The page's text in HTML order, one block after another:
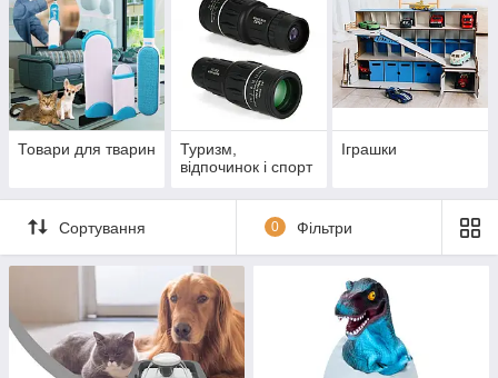
Товари для тварин
Туризм,
відпочинок і спорт
Іграшки
Сортування 0 Фільтри